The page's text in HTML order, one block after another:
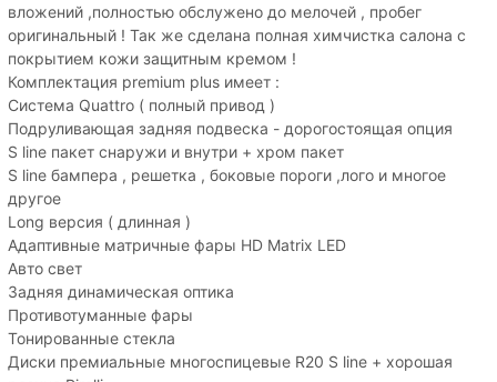
вложений ,полностью обслужено до мелочей , пробег
оригинальный ! Так же сделана полная химчистка салона с
покрытием кожи защитным кремом !
Комплектация premium plus имеет :
Система Quattro ( полный привод )
Подруливающая задняя подвеска - дорогостоящая опция
S line пакет снаружи и внутри + хром пакет
S line бампера , решетка , боковые пороги ,лого и многое
другое
Long версия ( длинная )
Адаптивные матричные фары HD Matrix LED
Авто свет
Задняя динамическая оптика
Противотуманные фары
Тонированные стекла
Диски премиальные многоспицевые R20 S line + хорошая